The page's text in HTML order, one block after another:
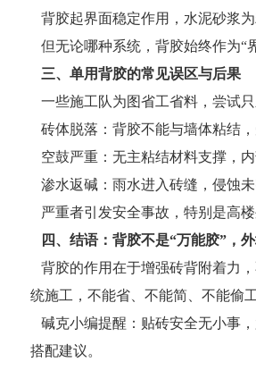
背胶起界面稳定作用，水泥砂浆为
但无论哪种系统，背胶始终作为“
三、单用背胶的常见误区与后果
一些施工队为图省工省料，尝试
砖体脱落：背胶不能与墙体粘结
空鼓严重：无主粘结材料支撑，
渗水返碱：雨水进入砖缝，侵蚀
严重者引发安全事故，特别是高楼
四、结语：背胶不是“万能胶”，
背胶的作用在于增强砖背附着力
统施工，不能省、不能简、不能偷
碱克小编提醒：贴砖安全无小事
搭配建议。